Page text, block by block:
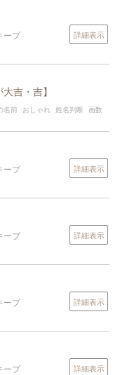
ープ 詳細表示
吉・吉】
名前 おしゃれ 姓名判断 画数
ープ 詳細表示
ープ 詳細表示
ープ 詳細表示
ープ 詳細表示